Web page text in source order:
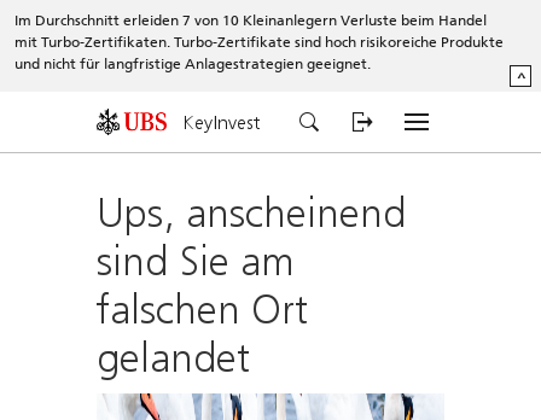
Im Durchschnitt erleiden 7 von 10 Kleinanlegern Verluste beim Handel
mit Turbo-Zertifikaten. Turbo-Zertifikate sind hoch risikoreiche Produkte
und nicht für langfristige Anlagestrategien geeignet.
^
KeyInvest
Ups, anscheinend
sind Sie am
falschen Ort
gelandet